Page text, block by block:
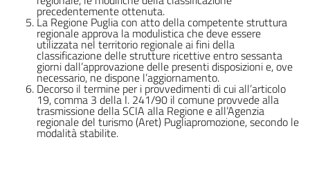
precedentemente ottenuta.
La Regione Puglia con atto della competente struttura
regionale approva la modulistica che deve essere
utilizzata nel territorio regionale ai fini della
classificazione delle strutture ricettive entro sessanta
giorni dall’approvazione delle presenti disposizioni e, ove
necessario, ne dispone l’aggiornamento.
Decorso il termine per i provvedimenti di cui all’articolo
19, comma 3 della I. 241/90 il comune provvede alla
trasmissione della SCIA alla Regione e all’Agenzia
regionale del turismo (Aret) Pugliapromozione, secondo le
modalità stabilite.